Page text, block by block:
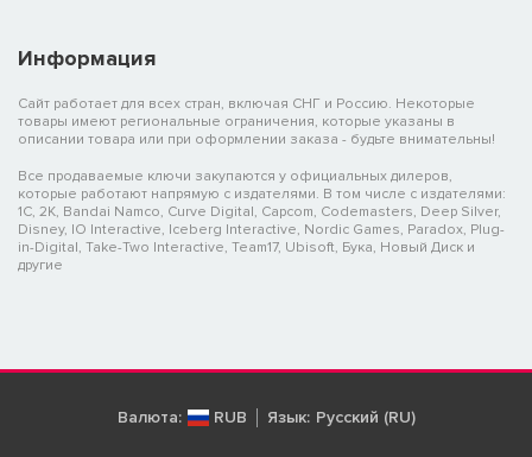
Информация
Сайт работает для всех стран, включая СНГ и Россию. Некоторые
товары имеют региональные ограничения, которые указаны в
описании товара или при оформлении заказа - будьте внимательны!
Все продаваемые ключи закупаются у официальных дилеров,
которые работают напрямую с издателями. В том числе с издателями:
1C, 2K, Bandai Namco, Curve Digital, Capcom, Codemasters, Deep Silver,
Disney, IO Interactive, Iceberg Interactive, Nordic Games, Paradox, Plug-
in-Digital, Take-Two Interactive, Team17, Ubisoft, Бука, Новый Диск и
другие
Валюта: RUB Язык: Русский (RU)